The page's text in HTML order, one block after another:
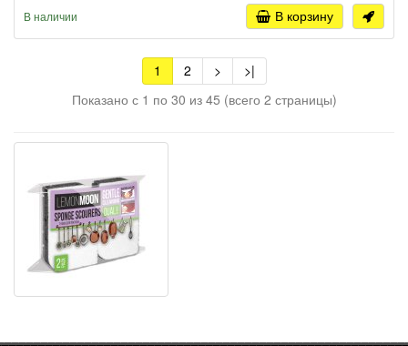
В наличии В корзину
1 2 >
>|
Показано с 1 по 30 из 45 (всего 2 страницы)